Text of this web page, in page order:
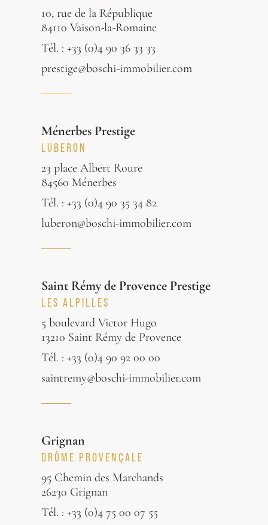
10, rue de la République
84110 Vaison-la-Romaine
Tél. : +33 (0)4 90 36 33 33
prestige@boschi-immobilier.com
Ménerbes Prestige
LUBERON
23 place Albert Roure
84560 Ménerbes
Tél. : +33 (0)4 90 35 34 82
luberon@boschi-immobilier.com
Saint Rémy de Provence Prestige
LES ALPILLES
5 boulevard Victor Hugo
13210 Saint Rémy de Provence
Tél. : +33 (0)4 90 92 00 00
saintremy@boschi-immobilier.com
Grignan
DRÔME PROVENÇALE
95 Chemin des Marchands
26230 Grignan
Tél. : +33 (0)4 75 00 07 55